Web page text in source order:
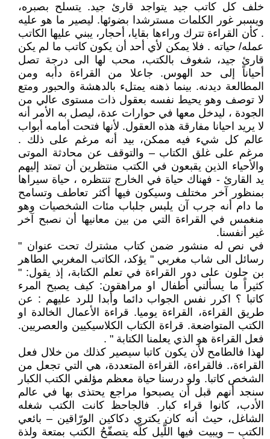
خلف كل كاتب جيد يتواجد قارئ جيد. يتسلح بصبره،
ويسبر غور الكلمات مسترشدا بضوئها. ليصير ما هو عليه
. كأن القراءة تترك وراءها بقايا، أحجار، يبني عليها الكاتب
عمله/ حياته . فلا يمكن لأي أحد أن يكون كاتب ما لم يكن
قارئ جيد، شغوف بالكتب، محب لها الى درجة تصل
أحياناً إلى حد الهوس. جاعلا من القراءة دأبه ومن
المطالعة ديدنه. بينما ذهنه يمتلء بالدهشة والحبور ومتع
لا توصف وهو يحيط نفسه بعقول ذات مستوى عالي من
الجودة ، ليدخل معها في حوارات عدة، ليصل به الأمر أنه
لا يريد احيانا مفارقة هذه العقول. لأنها فتحت أمامه أبواب
عالم كل شيء فيه ممكن، بيد أنه مرغم على ذلك .
مرغم على غلق الكتاب – والتوقف عن محادثة الموتى
والأحياء الذين يقبعون في الكتب منتظرين أن تمتد إليهم
يد القارئ - فهناك حياة في الخارج تنتظره ، حياة سيراها
بمنظور آخر مختلف وسيكون فيها أكثر تعاطف وتسامح
ما دام أنه جرب آن يلبس جلباب مئات الشخصيات وهو
منغمس في القراءة التي من بين معانيها أن نصبح آخر
غير أنفسنا.
في نص له منشور ضمن كتاب مشترك تحت عنوان "
رسائل الى شاب مغربي " يؤكد، الكاتب المغربي الطاهر
بن جلون على دور القراءة في تعلم الكتابة، إذ يقول: "
كثيراً ما يسألني أطفال او مراهقون: كيف يصبح المرء
كاتبا ؟ اكرر نفس الجواب دائما وأبدا للرد عليهم : عن
طريق القراءة، القراءة يوميا. قراءة الأعمال الخالدة او
الكتب المتواضعة. قراءة الكتاب الكلاسيكيين والعصريين.
فعل القراءة هو الذي يعلمنا الكتابة " .
لهذا فالطامح لأن يكون كاتبا سيصير كذلك من خلال فعل
القراءة،. فالقراءة، القراءة المتعددة، هي التي تجعل من
الشخص كاتبا. ولو درسنا حياة معظم مؤلفي الكتب الكبار
سنجد أنهم قبل أن يصبحوا مراجع يحتذى بها في عالم
الأدب، كانوا قراء كبار. فالجاحظ كانت الكتب شغله
الشاغل، حيث أنه كان يكتري دكاكين الورّاقين – بائعي
الكتب – ويبيت فيها اللَّيل كلّه يتصفّحُ الكتب بمتعة ولذة